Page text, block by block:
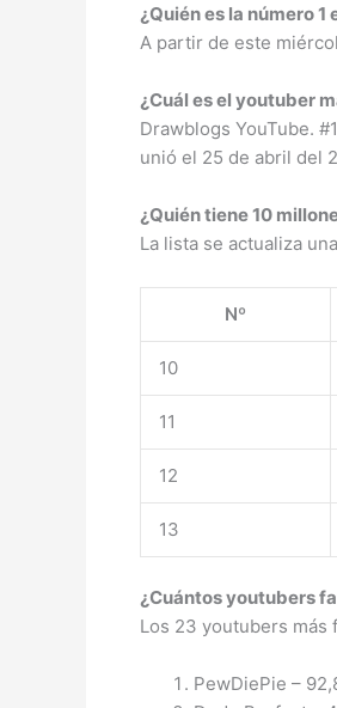
¿Quién es la número 1
A partir de este
¿Cuál es el youtuber
Drawblogs YouTube.
unió el 25 de abril del
¿Quién tiene 10
La lista se actualiza
Nº
10
11
12
13
¿Cuántos youtubers
Los 23 youtubers más
PewDiePie –